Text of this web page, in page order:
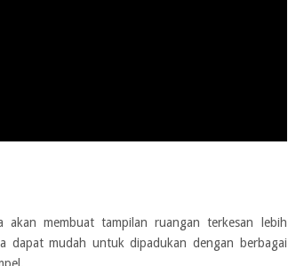
membuat tampilan ruangan terkesan lebih
dapat mudah untuk dipadukan dengan berbagai